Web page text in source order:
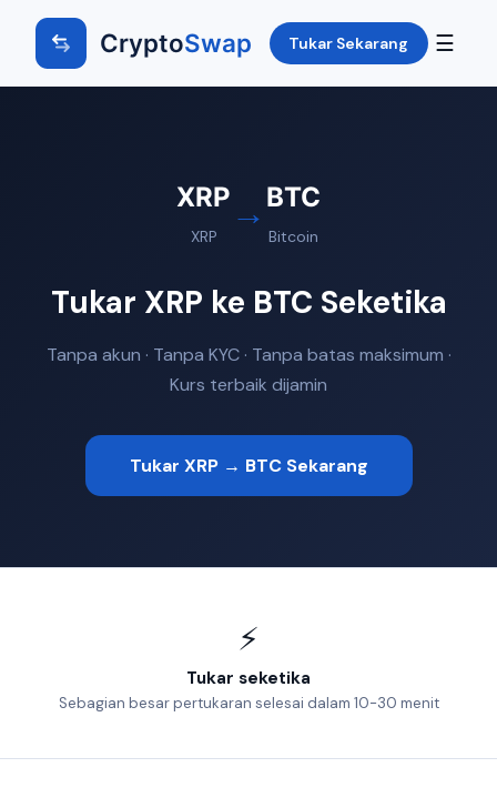
CryptoSwap Tukar Sekarang ☰
XRP
XRP
→ BTC
Bitcoin
Tukar XRP ke BTC Seketika
Tanpa akun · Tanpa KYC · Tanpa batas maksimum ·
Kurs terbaik dijamin
Tukar XRP → BTC Sekarang
⚡
Tukar seketika
Sebagian besar pertukaran selesai dalam 10-30 menit